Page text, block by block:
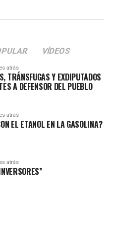
VÍDEOS
atrás
TRÁNSFUGAS Y EXDIPUTADOS
A DEFENSOR DEL PUEBLO
atrás
EL ETANOL EN LA GASOLINA?
atrás